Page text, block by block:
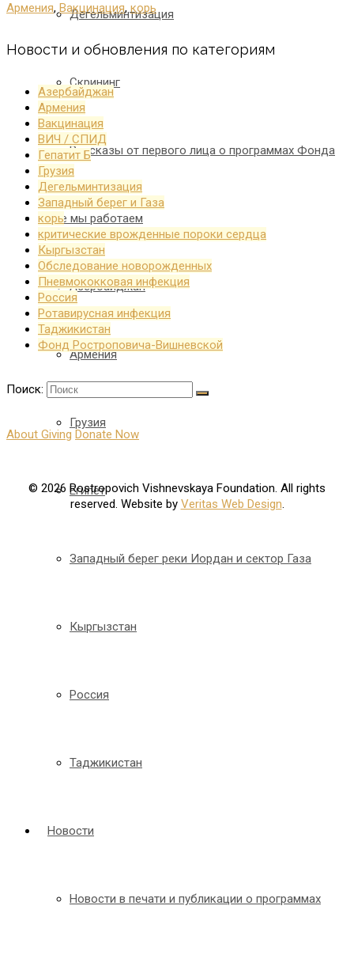
Дегельминтизация
Скрининг
Рассказы от первого лица о программах Фонда
Где мы работаем
Азербайджан
Армения
Грузия
Египет
Западный берег реки Иордан и сектор Газа
Кыргызстан
Россия
Таджикистан
Новости
Новости в печати и публикации о программах
Армения, Вакцинация, корь
Новости и обновления по категориям
Азербайджан
Армения
Вакцинация
ВИЧ / СПИД
Гепатит Б
Грузия
Дегельминтизация
Западный берег и Газа
корь
критические врожденные пороки сердца
Кыргызстан
Обследование новорожденных
Пневмококковая инфекция
Россия
Ротавирусная инфекция
Таджикистан
Фонд Ростроповича-Вишневской
Поиск:
About Giving Donate Now
© 2026 Rostropovich Vishnevskaya Foundation. All rights
reserved. Website by Veritas Web Design.